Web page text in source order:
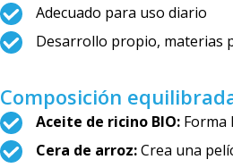
Adecuado para uso diario
Desarrollo propio, materias
Composición
Aceite de ricino BIO: Forma
Cera de arroz:Crea una